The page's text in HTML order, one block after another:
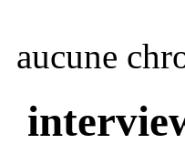
aucune